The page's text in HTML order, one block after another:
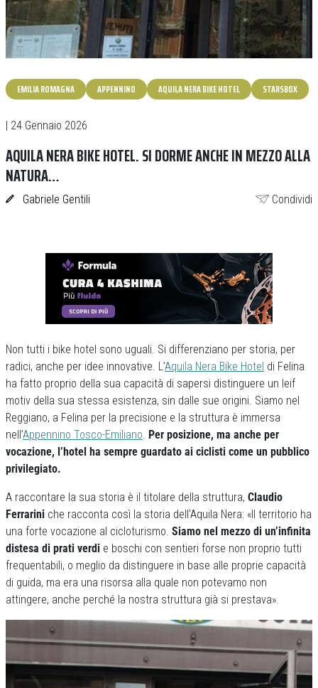
EMILIA ROMAGNA APPENNINO AQUILA NERA BIKE HOTEL STARSBOX
| 24 Gennaio 2026
AQUILA NERA BIKE HOTEL. SI DORME ANCHE IN MEZZO ALLA
NATURA…
Gabriele Gentili Condividi
Non tutti i bike hotel sono uguali. Si differenziano per storia, per
radici, anche per idee innovative. L’Aquila Nera Bike Hotel di Felina
ha fatto proprio della sua capacità di sapersi distinguere un leif
motiv della sua stessa esistenza, sin dalle sue origini. Siamo nel
Reggiano, a Felina per la precisione e la struttura è immersa
nell’Appennino Tosco-Emiliano. Per posizione, ma anche per
vocazione, l’hotel ha sempre guardato ai ciclisti come un pubblico
privilegiato.
A raccontare la sua storia è il titolare della struttura, Claudio
Ferrarini che racconta così la storia dell’Aquila Nera: «Il territorio ha
una forte vocazione al cicloturismo. Siamo nel mezzo di un’infinita
distesa di prati verdi e boschi con sentieri forse non proprio tutti
frequentabili, o meglio da distinguere in base alle proprie capacità
di guida, ma era una risorsa alla quale non potevamo non
attingere, anche perché la nostra struttura già si prestava».